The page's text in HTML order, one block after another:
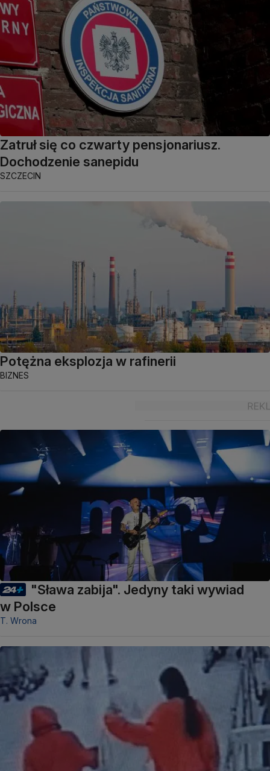
Zatruł się co czwarty pensjonariusz.
Dochodzenie sanepidu
SZCZECIN
Potężna eksplozja w rafinerii
BIZNES
"Sława zabija". Jedyny taki wywiad
w Polsce
T. Wrona